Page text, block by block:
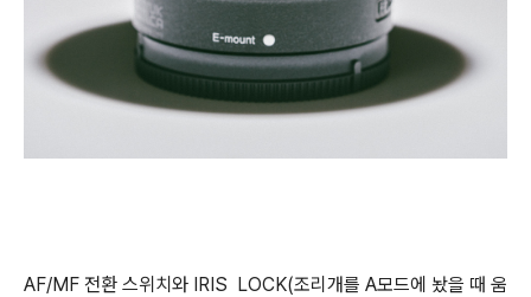
AF/MF 전환 스위치와 IRIS LOCK(조리개를 A모드에 놨을 때 움